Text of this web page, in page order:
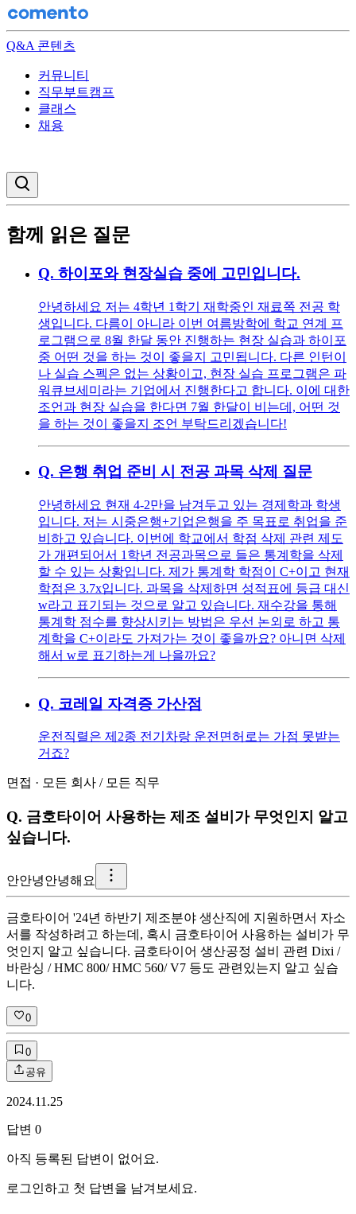
Q&A 콘텐츠
커뮤니티
직무부트캠프
클래스
채용
함께 읽은 질문
Q. 하이포와 현장실습 중에 고민입니다.
안녕하세요 저는 4학년 1학기 재학중인 재료쪽 전공 학
생입니다. 다름이 아니라 이번 여름방학에 학교 연계 프
로그램으로 8월 한달 동안 진행하는 현장 실습과 하이포
중 어떤 것을 하는 것이 좋을지 고민됩니다. 다른 인턴이
나 실습 스펙은 없는 상황이고, 현장 실습 프로그램은 파
워큐브세미라는 기업에서 진행한다고 합니다. 이에 대한
조언과 현장 실습을 한다면 7월 한달이 비는데, 어떤 것
을 하는 것이 좋을지 조언 부탁드리겠습니다!
Q. 은행 취업 준비 시 전공 과목 삭제 질문
안녕하세요 현재 4-2만을 남겨두고 있는 경제학과 학생
입니다. 저는 시중은행+기업은행을 주 목표로 취업을 준
비하고 있습니다. 이번에 학교에서 학점 삭제 관련 제도
가 개편되어서 1학년 전공과목으로 들은 통계학을 삭제
할 수 있는 상황입니다. 제가 통계학 학점이 C+이고 현재
학점은 3.7x입니다. 과목을 삭제하면 성적표에 등급 대신
w라고 표기되는 것으로 알고 있습니다. 재수강을 통해
통계학 점수를 향상시키는 방법은 우선 논외로 하고 통
계학을 C+이라도 가져가는 것이 좋을까요? 아니면 삭제
해서 w로 표기하는게 나을까요?
Q. 코레일 자격증 가산점
운전직렬은 제2종 전기차랑 운전면허로는 가점 못받는
거죠?
면접 · 모든 회사 / 모든 직무
Q. 금호타이어 사용하는 제조 설비가 무엇인지 알고
싶습니다.
안안녕안녕해요
금호타이어 '24년 하반기 제조분야 생산직에 지원하면서 자소
서를 작성하려고 하는데, 혹시 금호타이어 사용하는 설비가 무
엇인지 알고 싶습니다. 금호타이어 생산공정 설비 관련 Dixi /
바란싱 / HMC 800/ HMC 560/ V7 등도 관련있는지 알고 싶습
니다.
0
0
공유
2024.11.25
답변 0
아직 등록된 답변이 없어요.
로그인하고 첫 답변을 남겨보세요.